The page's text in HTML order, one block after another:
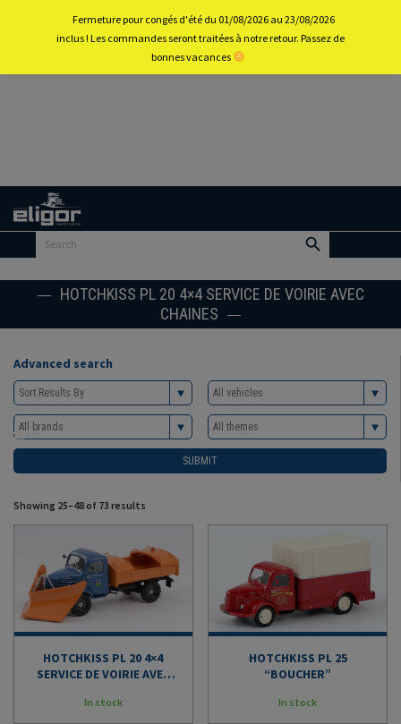
Back to
HOTCHKISS PL 20 4×4 SERVICE DE VOIRIE AVEC
CHAINES
Advanced search
Showing 25–48 of 73 results
HOTCHKISS PL 20 4×4
SERVICE DE VOIRIE AVEC
In stock
HOTCHKISS PL 25
“BOUCHER”
In stock
Fermeture pour congés d'été du 01/08/2026 au 23/08/2026
inclus ! Les commandes seront traitées à notre retour. Passez de
bonnes vacances